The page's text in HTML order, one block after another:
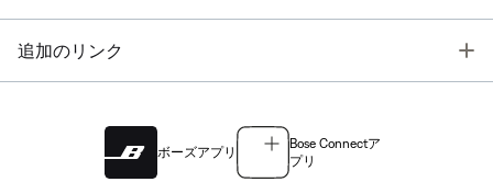
追加のリンク
ボーズアプリ
Bose Connectア
プリ